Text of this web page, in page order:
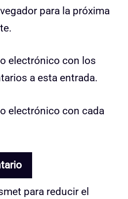
para la próxima
electrónico con los
a esta entrada.
electrónico con cada
para reducir el